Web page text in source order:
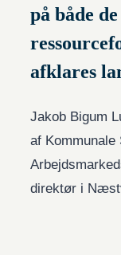
på både
afklares
Jakob Bigum
af Kommunale
direktør i